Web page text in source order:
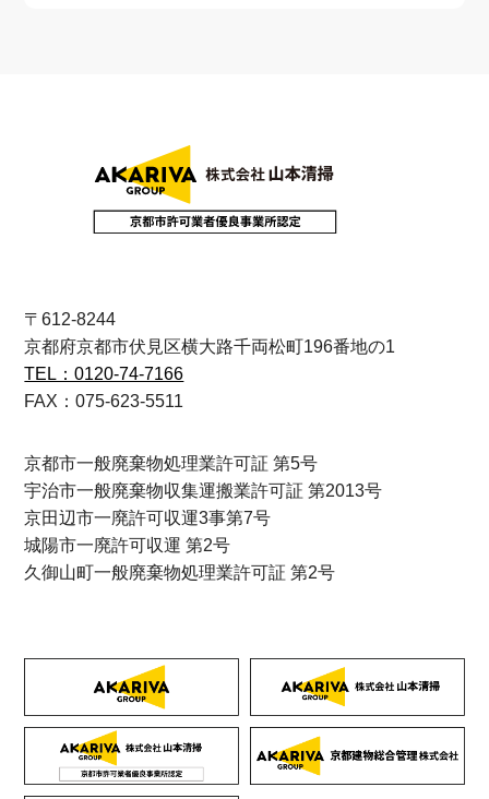
〒612-8244
京都府京都市伏見区横大路千両松町196番地の1
TEL：0120-74-7166
FAX：075-623-5511
京都市一般廃棄物処理業許可証 第5号
宇治市一般廃棄物収集運搬業許可証 第2013号
京田辺市一廃許可収運3事第7号
城陽市一廃許可収運 第2号
久御山町一般廃棄物処理業許可証 第2号